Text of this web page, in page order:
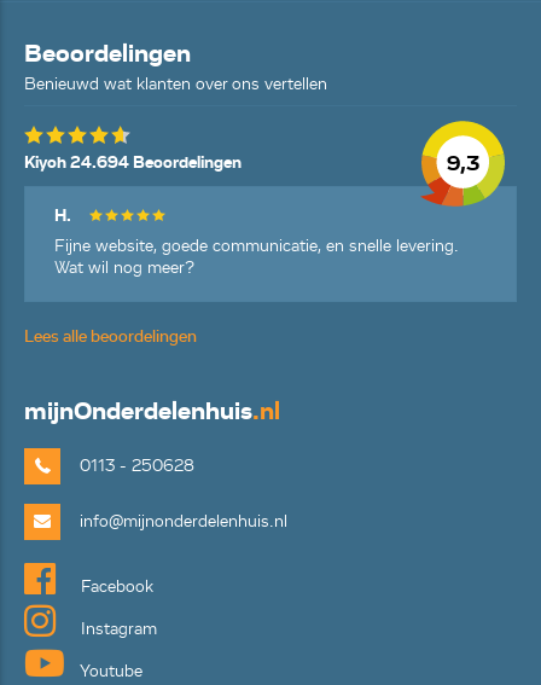
Beoordelingen
Benieuwd wat klanten over ons vertellen
9,3
Kiyoh 24.694 Beoordelingen
H.
Fijne website, goede communicatie, en snelle levering.
Wat wil nog meer?
Lees alle beoordelingen
mijnOnderdelenhuis.nl
0113 - 250628
info@mijnonderdelenhuis.nl
Facebook
Instagram
Youtube